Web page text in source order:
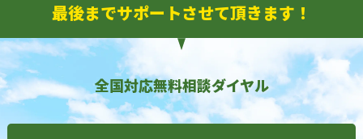
最後までサポートさせて頂きます！
全国対応無料相談ダイヤル